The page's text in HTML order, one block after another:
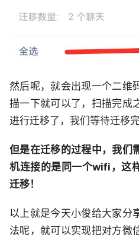
然后呢，就会出现一个二维
描一下就可以了，扫描完成
进行迁移了，我们等待迁移
但是在迁移的过程中，我们
机连接的是同一个wifi，这
迁移！
以上就是今天小俊给大家分
法呢，就可以实现把对方微